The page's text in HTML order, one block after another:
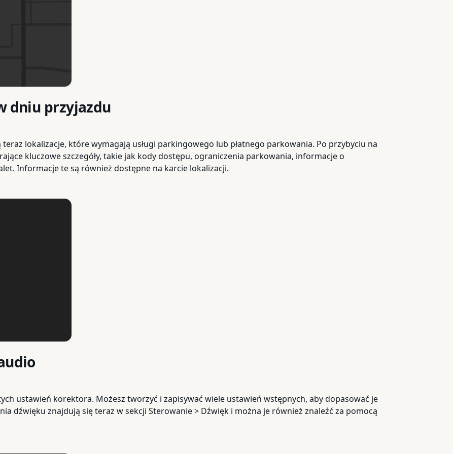
dniu przyjazdu
lokalizacje, które wymagają usługi parkingowego lub płatnego parkowania. Po przybyciu na
kluczowe szczegóły, takie jak kody dostępu, ograniczenia parkowania, informacje o
Informacje te są również dostępne na karcie lokalizacji.
ustawień korektora. Możesz tworzyć i zapisywać wiele ustawień wstępnych, aby dopasować je
dźwięku znajdują się teraz w sekcji Sterowanie > Dźwięk i można je również znaleźć za pomocą